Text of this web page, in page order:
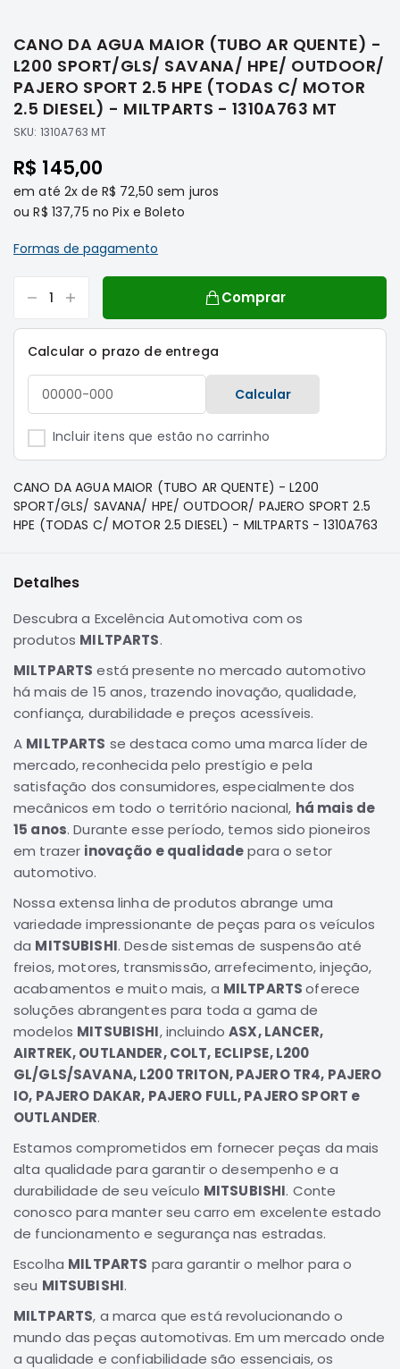
Transmissão
Elétrica
Acessórios
Freio
Filtros
Transmissão
Elétrica
Acessórios
L200
Motor
Freio
Correias
Elétrica
Acessórios
Pajero
Sport
e
Full
Motor
Suspensão
Correias
Filtros
Elétrica
Acessórios
L200
GL,
GLS
e
SPORT
Motor
Suspensão
Correias
Filtros
Transmissão
Pajero
Suspensão
Freio
o
início
da
Galeria
de
imagens
CANO DA AGUA MAIOR (TUBO AR QUENTE) -
L200 SPORT/GLS/ SAVANA/ HPE/ OUTDOOR/
PAJERO SPORT 2.5 HPE (TODAS C/ MOTOR
2.5 DIESEL) - MILTPARTS - 1310A763 MT
SKU: 1310A763 MT
R$ 145,00
em até 2x de R$ 72,50 sem juros
ouR$ 137,75 no Pix e Boleto
Formas de pagamento
Comprar
Calcular o prazo de entrega
Calcular
Incluir itens que estão no carrinho
CANO DA AGUA MAIOR (TUBO AR QUENTE) - L200
SPORT/GLS/ SAVANA/ HPE/ OUTDOOR/ PAJERO SPORT 2.5
HPE (TODAS C/ MOTOR 2.5 DIESEL) - MILTPARTS - 1310A763
Detalhes
Descubra a Excelência Automotiva com os
produtos MILTPARTS.
MILTPARTS está presente no mercado automotivo
há mais de 15 anos, trazendo inovação, qualidade,
confiança, durabilidade e preços acessíveis.
A MILTPARTS se destaca como uma marca líder de
mercado, reconhecida pelo prestígio e pela
satisfação dos consumidores, especialmente dos
mecânicos em todo o território nacional, há mais de
15 anos. Durante esse período, temos sido pioneiros
em trazer inovação e qualidadepara o setor
automotivo.
Nossa extensa linha de produtos abrange uma
variedade impressionante de peças para os veículos
da MITSUBISHI. Desde sistemas de suspensão até
freios, motores, transmissão, arrefecimento, injeção,
acabamentos e muito mais, a MILTPARTSoferece
soluções abrangentes para toda a gama de
modelos MITSUBISHI, incluindoASX, LANCER,
AIRTREK, OUTLANDER, COLT, ECLIPSE, L200
GL/GLS/SAVANA, L200 TRITON, PAJERO TR4, PAJERO
IO, PAJERO DAKAR, PAJERO FULL, PAJERO SPORT e
OUTLANDER.
Estamos comprometidos em fornecer peças da mais
alta qualidade para garantir o desempenho e a
durabilidade de seu veículo MITSUBISHI. Conte
conosco para manter seu carro em excelente estado
de funcionamento e segurança nas estradas.
Escolha MILTPARTS para garantir o melhor para o
seu MITSUBISHI.
MILTPARTS, a marca que está revolucionando o
mundo das peças automotivas. Em um mercado onde
a qualidade e confiabilidade são essenciais, os